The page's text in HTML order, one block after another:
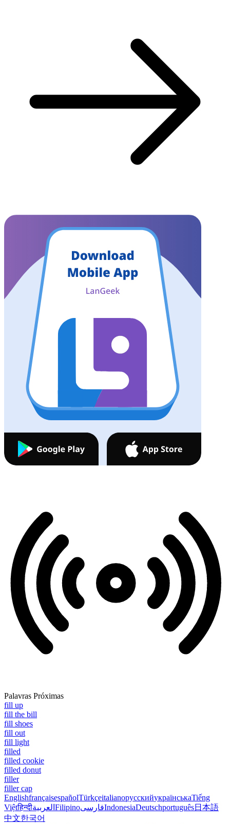
Palavras Próximas
fill up
fill the bill
fill shoes
fill out
fill light
filled
filled cookie
filled donut
filler
filler cap
EnglishfrançaisespañolTürkçeitalianoрусскийукраїнськаTiếng
Việtहिन्दीالعربية FilipinoفارسیIndonesiaDeutschportuguês日本語
中文한국어